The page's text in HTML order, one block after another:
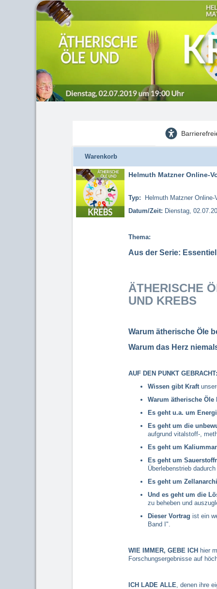
Warenkorb
Helmuth Matzner Online-
Typ: Helmuth Matzner Online-
Datum/Zeit: Dienstag,
Thema:
Aus der Serie:
ÄTHERISCHE
UND KREBS
Warum ätherische Öle
Warum das Herz
AUF DEN PUNKT GEBRACHT:
Wissen gibt Kraft
Warum ätherische Öle
Es geht u.a. um
Es geht um die
aufgrund vitalstoff-,
Es geht um
Es geht um
Überlebenstrieb
Es geht um
Und es geht um die
zu beheben und
Dieser Vortrag ist ein
Band I".
WIE IMMER, GEBE ICH hier
Forschungsergebnisse auf
ICH LADE ALLE, denen ihre